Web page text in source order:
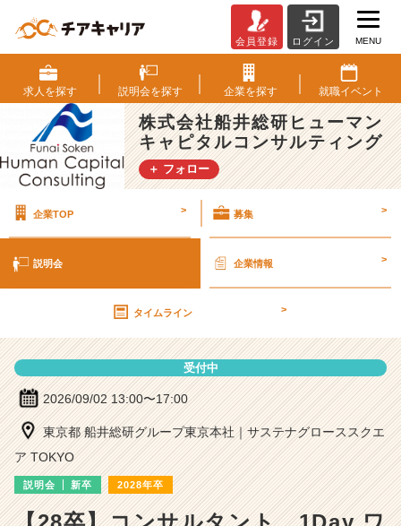
式
会
社
船
井
総
研
ー
キ
ャ
ン
サ
ィ
グ
会員登録 ログイン MENU
求人を探す 説明会を探す 企業を探す 就職イベント
株式会社船井総研ヒューマン
キャピタルコンサルティング
＋ フォロー
企業TOP > 募集 >
説明会 企業情報 >
タイムライン >
受付中
2026/09/02 13:00〜17:00
東京都 船井総研グループ東京本社｜サステナグローススクエ
ア TOKYO
説明会 新卒 2028年卒